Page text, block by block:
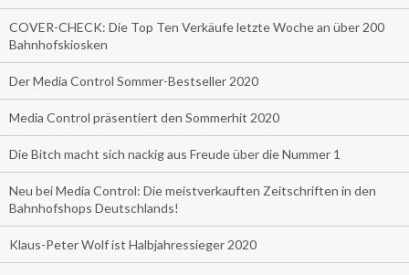
COVER-CHECK: Die Top Ten Verkäufe letzte Woche an über 200
Bahnhofskiosken
Der Media Control Sommer-Bestseller 2020
Media Control präsentiert den Sommerhit 2020
Die Bitch macht sich nackig aus Freude über die Nummer 1
Neu bei Media Control: Die meistverkauften Zeitschriften in den
Bahnhofshops Deutschlands!
Klaus-Peter Wolf ist Halbjahressieger 2020